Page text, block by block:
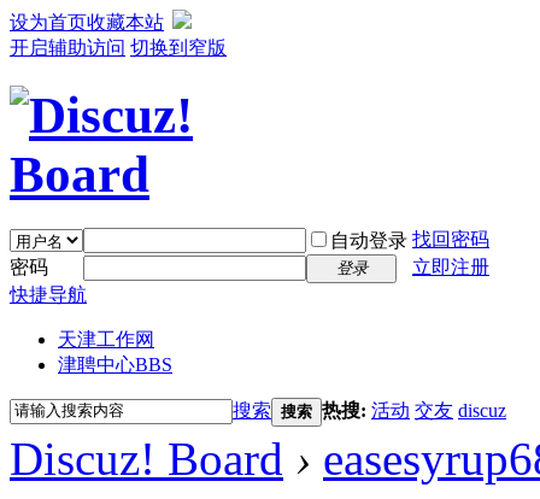
设为首页收藏本站
开启辅助访问 切换到窄版
自动登录 找回密码
密码
登录
立即注册
快捷导航
天津工作网
津聘中心BBS
搜索 搜索 热搜: 活动 交友 discuz
Discuz! Board ›